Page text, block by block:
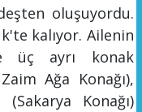
oluşuyordu.
kalıyor. Ailenin
üç ayrı konak
Ağa Konağı),
(Sakarya Konağı)